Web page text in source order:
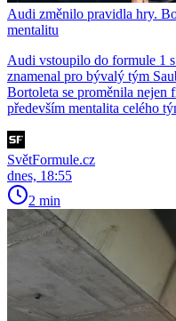
Audi změnilo pravidla hry.
mentalitu
Audi vstoupilo do formule 1
znamenal pro bývalý tým
Bortoleta se proměnila nejen
především mentalita celého
SvětFormule.cz
dnes, 18:55
2 min